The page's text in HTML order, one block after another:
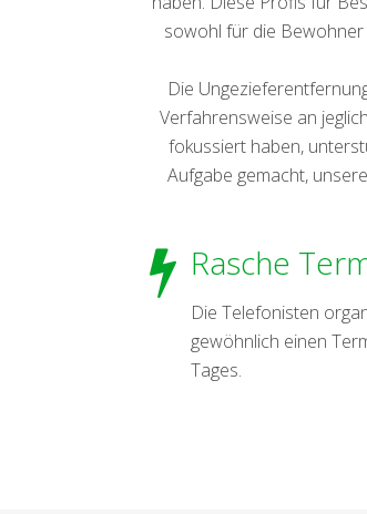
sowohl für die Bewohner
Die
Verfahrensweise an
fokussiert haben,
Aufgabe gemacht,
Rasche
Die Telefonisten
gewöhnlich einen
Tages.